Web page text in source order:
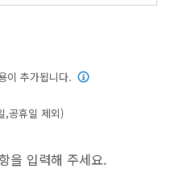
이 추가됩니다.
,공휴일 제외)
을 입력해 주세요.